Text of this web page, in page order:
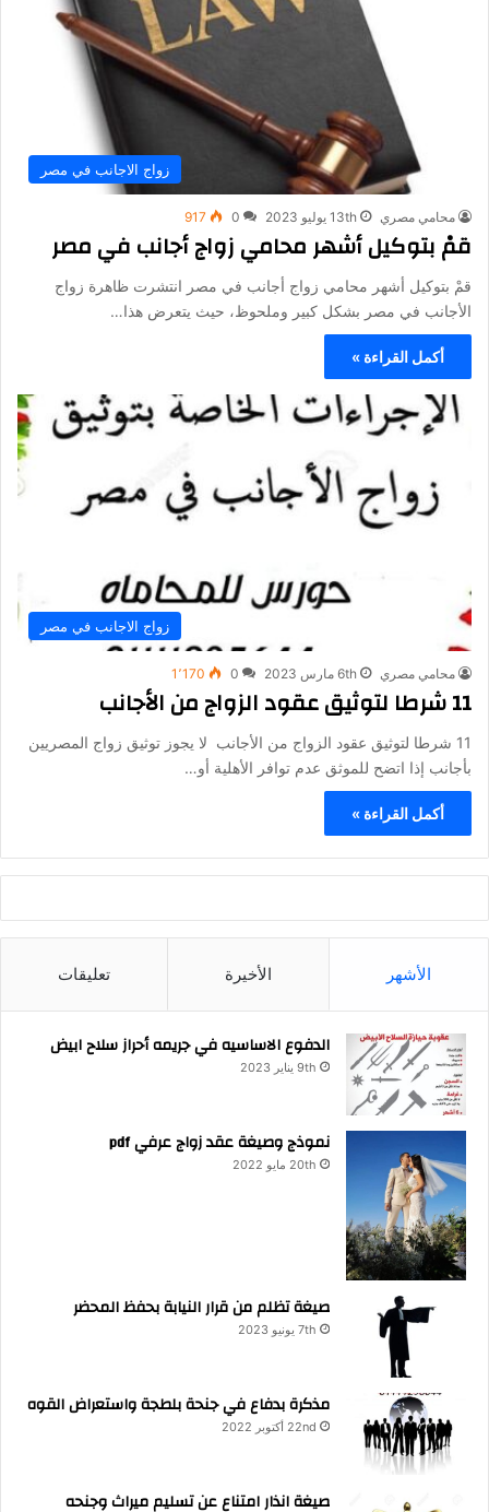
زواج الاجانب في مصر
محامي مصري 13th يوليو 2023 0
917
قمْ بتوكيل أشهر محامي زواج أجانب في مصر
قمْ بتوكيل أشهر محامي زواج أجانب في مصر انتشرت ظاهرة زواج
الأجانب في مصر بشكل كبير وملحوظ، حيث يتعرض هذا…
أكمل القراءة »
زواج الاجانب في مصر
محامي مصري 6th مارس 2023 0 1٬170
11 شرطا لتوثيق عقود الزواج من الأجانب
11 شرطا لتوثيق عقود الزواج من الأجانب لا يجوز توثيق زواج المصريين
بأجانب إذا اتضح للموثق عدم توافر الأهلية أو…
أكمل القراءة »
الأشهر الأخيرة تعليقات
الدفوع الاساسيه في جريمه أحراز سلاح ابيض
9th يناير 2023
نموذج وصيغة عقد زواج عرفي pdf
20th مايو 2022
صيغة تظلم من قرار النيابة بحفظ المحضر
7th يونيو 2023
مذكرة بدفاع في جنحة بلطجة واستعراض القوه
22nd أكتوبر 2022
صيغة انذار امتناع عن تسليم ميراث وجنحه